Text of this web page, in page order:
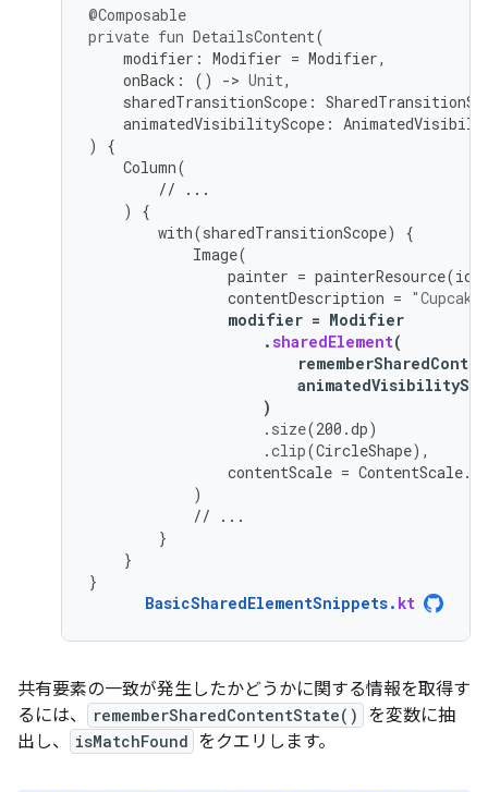
@Composable
private fun DetailsContent(
modifier : Modifier = Modifier,
onBack : () -> Unit,
sharedTransitionScope :
animatedVisibilityScope :
)
{
Column(
// ...
)
{
with(sharedTransitionScope)
{
Image(
painter = painterResource(id
contentDescription =
modifier = Modifier
.sharedElement(
)
. size(200.dp)
.clip(CircleShape),
contentScale = ContentScale.
)
// ...
}
}
}
BasicSharedElementSnippets. kt
共有要素の一致が発生したかどうかに関する情報を取得す
るには、
rememberSharedContentState()
を変数に抽
出し、
isMatchFound をクエリします。